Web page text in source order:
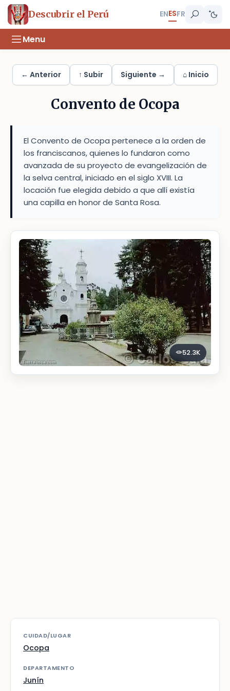
Descubrir el Perú ENESFR
Menu
← Anterior ↑ Subir Siguiente → ⌂ Inicio
Convento de Ocopa
El Convento de Ocopa pertenece a la orden de
los franciscanos, quienes lo fundaron como
avanzada de su proyecto de evangelización de
la selva central, iniciado en el siglo XVIII. La
locación fue elegida debido a que allí existía
una capilla en honor de Santa Rosa.
52.3K
CUIDAD/LUGAR
Ocopa
DEPARTAMENTO
Junín